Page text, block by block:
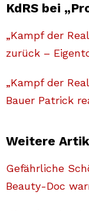
KdRS bei
„Kampf der
zurück –
„Kampf der
Bauer Patrick
Weitere
Gefährliche
Beauty-Doc